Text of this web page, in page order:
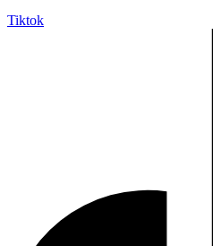
Tiktok